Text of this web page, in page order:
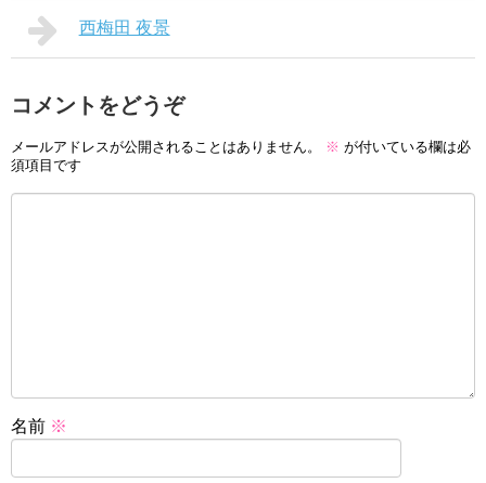
西梅田 夜景
コメントをどうぞ
メールアドレスが公開されることはありません。 ※ が付いている欄は必
須項目です
名前 ※